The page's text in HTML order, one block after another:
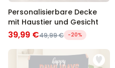
Personalisierbare Decke
mit Haustier und Gesicht
39,99 €49,99 € -20%